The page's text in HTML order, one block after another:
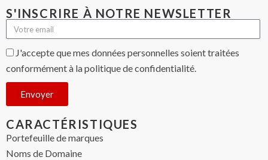
CARACTÉRISTIQUES
Portefeuille de marques
Noms de Domaine
S'INSCRIRE À NOTRE NEWSLETTER
J'accepte que mes données personnelles soient traitées
conformément à la politique de confidentialité.
Envoyer